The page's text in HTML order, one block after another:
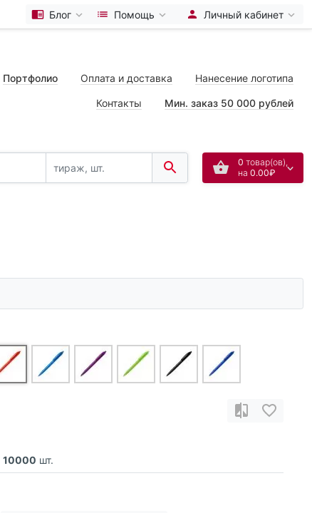
Блог Помощь Личный кабинет
Портфолио Оплата и доставка Нанесение логотипа
Контакты Мин. заказ 50 000 рублей
0 товар(ов),
на 0.00₽
10000 шт.